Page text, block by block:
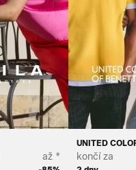
až *
UNITED
končí za